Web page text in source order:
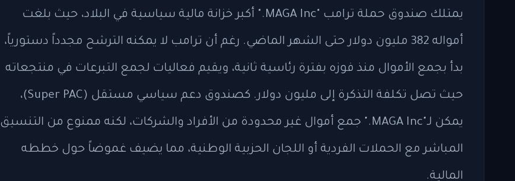
يمتلك صندوق حملة ترامب "MAGA Inc." أكبر خزانة مالية سياسية في البلاد، حيث بلغت
أمواله 382 مليون دولار حتى الشهر الماضي. رغم أن ترامب لا يمكنه الترشح مجدداً دستورياً،
بدأ بجمع الأموال منذ فوزه بفترة رئاسية ثانية، ويقيم فعاليات لجمع التبرعات في منتجعاته
حيث تصل تكلفة التذكرة إلى مليون دولار. كصندوق دعم سياسي مستقل (Super PAC)،
يمكن لـ"MAGA Inc." جمع أموال غير محدودة من الأفراد والشركات، لكنه ممنوع من التنسيق
المباشر مع الحملات الفردية أو اللجان الحزبية الوطنية، مما يضيف غموضاً حول خططه
المالية.